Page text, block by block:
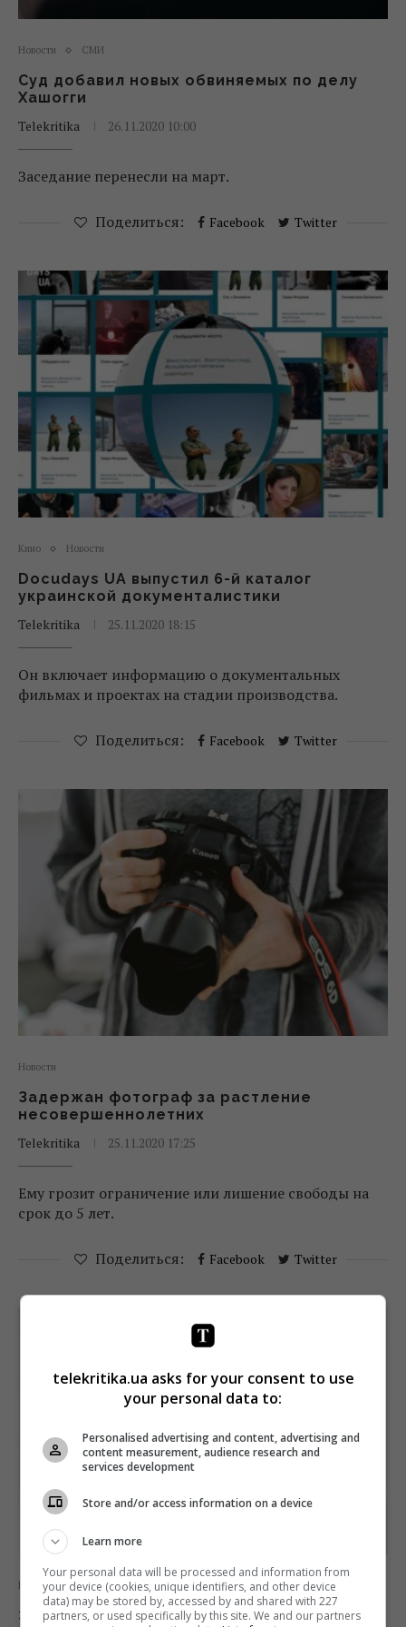
Новости СМИ
Суд добавил новых обвиняемых по делу
Хашогги
Telekritika
26.11.2020 10:00
Заседание перенесли на март.
Поделиться: Facebook Twitter
Кино Новости
Docudays UA выпустил 6-й каталог
украинской документалистики
Telekritika
25.11.2020 18:15
Он включает информацию о документальных
фильмах и проектах на стадии производства.
Поделиться: Facebook Twitter
Новости
Задержан фотограф за растление
несовершеннолетних
Telekritika
25.11.2020 17:25
Ему грозит ограничение или лишение свободы на
срок до 5 лет.
Поделиться: Facebook Twitter
Новости ТВ
Экс-режиссер «Плюсов» Дарья
telekritika.ua asks for your consent to use
your personal data to:
Personalised advertising and content, advertising and
content measurement, audience research and
services development
Store and/or access information on a device
Learn more
Your personal data will be processed and information from
your device (cookies, unique identifiers, and other device
data) may be stored by, accessed by and shared with 227
partners, or used specifically by this site. We and our partners